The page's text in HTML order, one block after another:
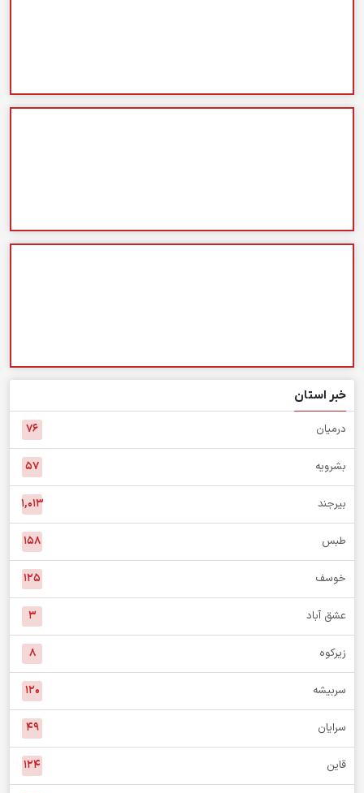
خبر استان
درمیان ۷۶
بشرویه ۵۷
بیرجند ۱,۰۱۳
طبس ۱۵۸
خوسف ۱۲۵
عشق آباد ۳
زیرکوه ۸
سربیشه ۱۲۰
سرایان ۴۹
قاین ۱۲۴